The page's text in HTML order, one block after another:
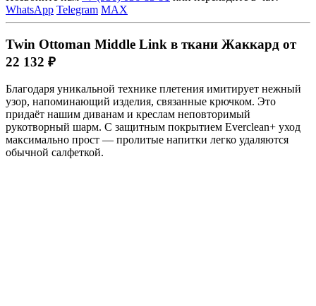
WhatsApp Telegram MAX
Twin Ottoman Middle Link в ткани Жаккард от
22 132 ₽
Благодаря уникальной технике плетения имитирует нежный
узор, напоминающий изделия, связанные крючком. Это
придаёт нашим диванам и креслам неповторимый
рукотворный шарм. С защитным покрытием Everclean+ уход
максимально прост — пролитые напитки легко удаляются
обычной салфеткой.